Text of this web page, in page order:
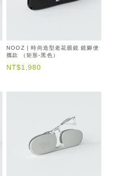
NOOZ | 時尚造型老花眼鏡 鏡腳便
攜款 （矩形-黑色）
NT$1,980